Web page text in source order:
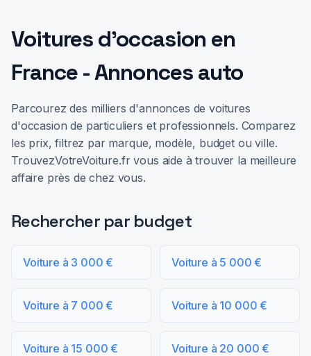
Voitures d'occasion en
France - Annonces auto
Parcourez des milliers d'annonces de voitures
d'occasion de particuliers et professionnels. Comparez
les prix, filtrez par marque, modèle, budget ou ville.
TrouvezVotreVoiture.fr vous aide à trouver la meilleure
affaire près de chez vous.
Rechercher par budget
Voiture à 3 000 € Voiture à 5 000 €
Voiture à 7 000 € Voiture à 10 000 €
Voiture à 15 000 € Voiture à 20 000 €